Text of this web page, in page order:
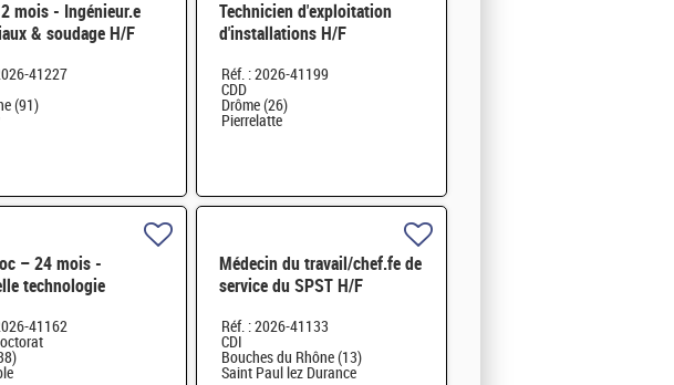
mois - Ingénieur.e
& soudage H/F
41227
(91)
Technicien d'exploitation
d'installations H/F
Réf. : 2026-41199
CDD
Drôme (26)
Pierrelatte
– 24 mois -
technologie
41162
Médecin du travail/chef.fe de
service du SPST H/F
Réf. : 2026-41133
CDI
Bouches du Rhône (13)
Saint Paul lez Durance